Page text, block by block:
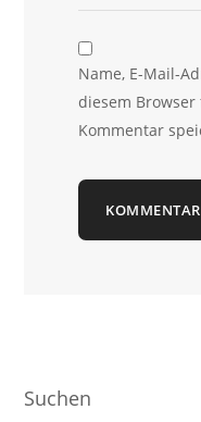
Name, E-Mail-
diesem
Kommentar
Suchen